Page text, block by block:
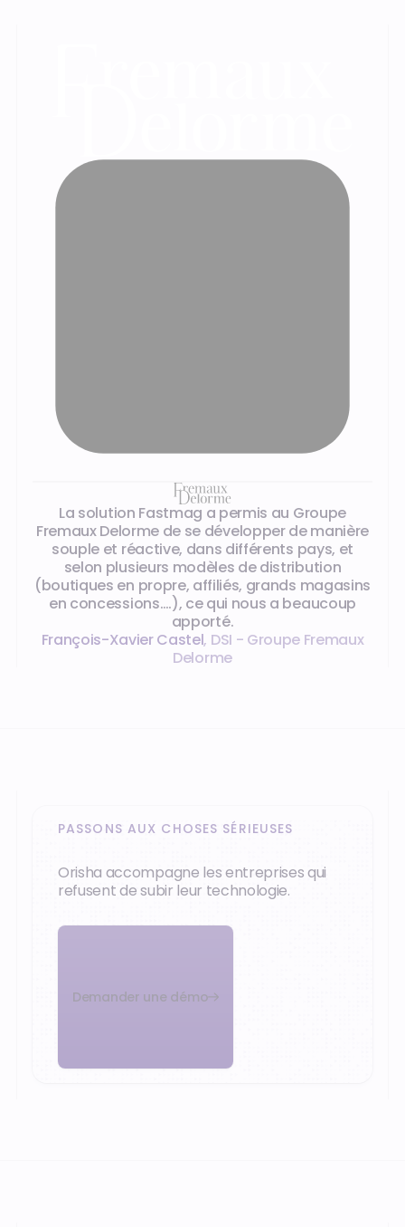
La solution Fastmag a permis au Groupe
Fremaux Delorme de se développer de manière
souple et réactive, dans différents pays, et
selon plusieurs modèles de distribution
(boutiques en propre, affiliés, grands magasins
en concessions….), ce qui nous a beaucoup
apporté.
François-Xavier Castel, DSI - Groupe Fremaux
Delorme
PASSONS AUX CHOSES SÉRIEUSES
Orisha accompagne les entreprises qui
refusent de subir leur technologie.
Demander une démo